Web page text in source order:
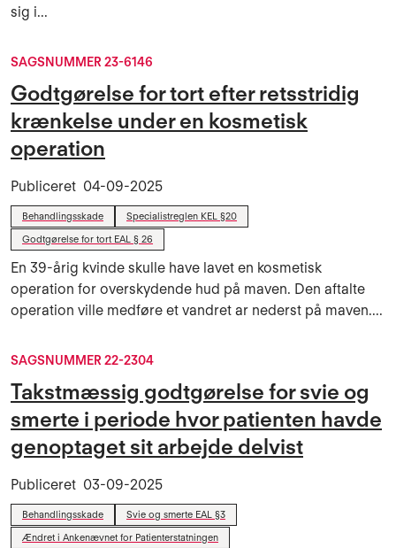
sig i...
SAGSNUMMER 23-6146
Godtgørelse for tort efter retsstridig
krænkelse under en kosmetisk
operation
Publiceret 04-09-2025
Behandlingsskade
Specialistreglen KEL §20
Godtgørelse for tort EAL § 26
En 39-årig kvinde skulle have lavet en kosmetisk
operation for overskydende hud på maven. Den aftalte
operation ville medføre et vandret ar nederst på maven....
SAGSNUMMER 22-2304
Takstmæssig godtgørelse for svie og
smerte i periode hvor patienten havde
genoptaget sit arbejde delvist
Publiceret 03-09-2025
Behandlingsskade
Svie og smerte EAL §3
Ændret i Ankenævnet for Patienterstatningen